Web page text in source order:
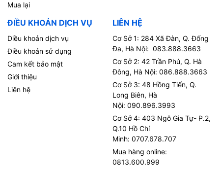
Mua lại
ĐIỀU KHOẢN DỊCH VỤ
Diều khoản dịch vụ
Điều khoản sử dụng
Cam kết bảo mật
Giới thiệu
Liên hệ
LIÊN HỆ
Cơ Sở 1: 284 Xã Đàn, Q. Đống
Đa, Hà Nội: 083.888.3663
Cơ Sở 2: 42 Trần Phú, Q. Hà
Đông, Hà Nội: 086.888.3663
Cơ Sở 3: 48 Hồng Tiến, Q.
Long Biên, Hà
Nội: 090.896.3993
Cơ Sở 4: 403 Ngô Gia Tự- P.2,
Q.10 Hồ Chí
Minh: 0707.678.707
Mua hàng online:
0813.600.999